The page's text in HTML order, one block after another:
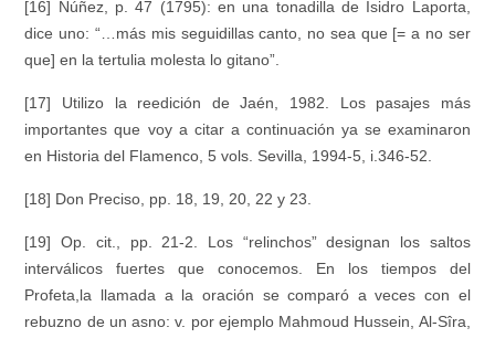
[16] Núñez, p. 47 (1795): en una tonadilla de Isidro Laporta,
dice uno: “…más mis seguidillas canto, no sea que [= a no ser
que] en la tertulia molesta lo gitano”.
[17] Utilizo la reedición de Jaén, 1982. Los pasajes más
importantes que voy a citar a continuación ya se examinaron
en Historia del Flamenco, 5 vols. Sevilla, 1994-5, i.346-52.
[18] Don Preciso, pp. 18, 19, 20, 22 y 23.
[19]Op. cit., pp. 21-2. Los “relinchos” designan los saltos
interválicos fuertes que conocemos. En los tiempos del
Profeta,la llamada a la oración se comparó a veces con el
rebuzno de un asno: v. por ejemplo Mahmoud Hussein, Al-Sîra,